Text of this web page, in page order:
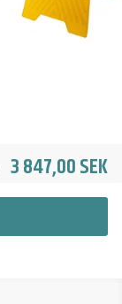
3 847,00 SEK